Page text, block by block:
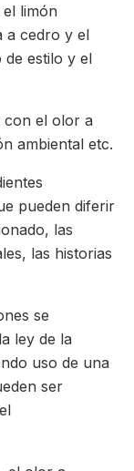
limón
a cedro y el
de estilo y el
con el olor a
ambiental etc.
pueden diferir
las
las historias
se
ley de la
uso de una
ser